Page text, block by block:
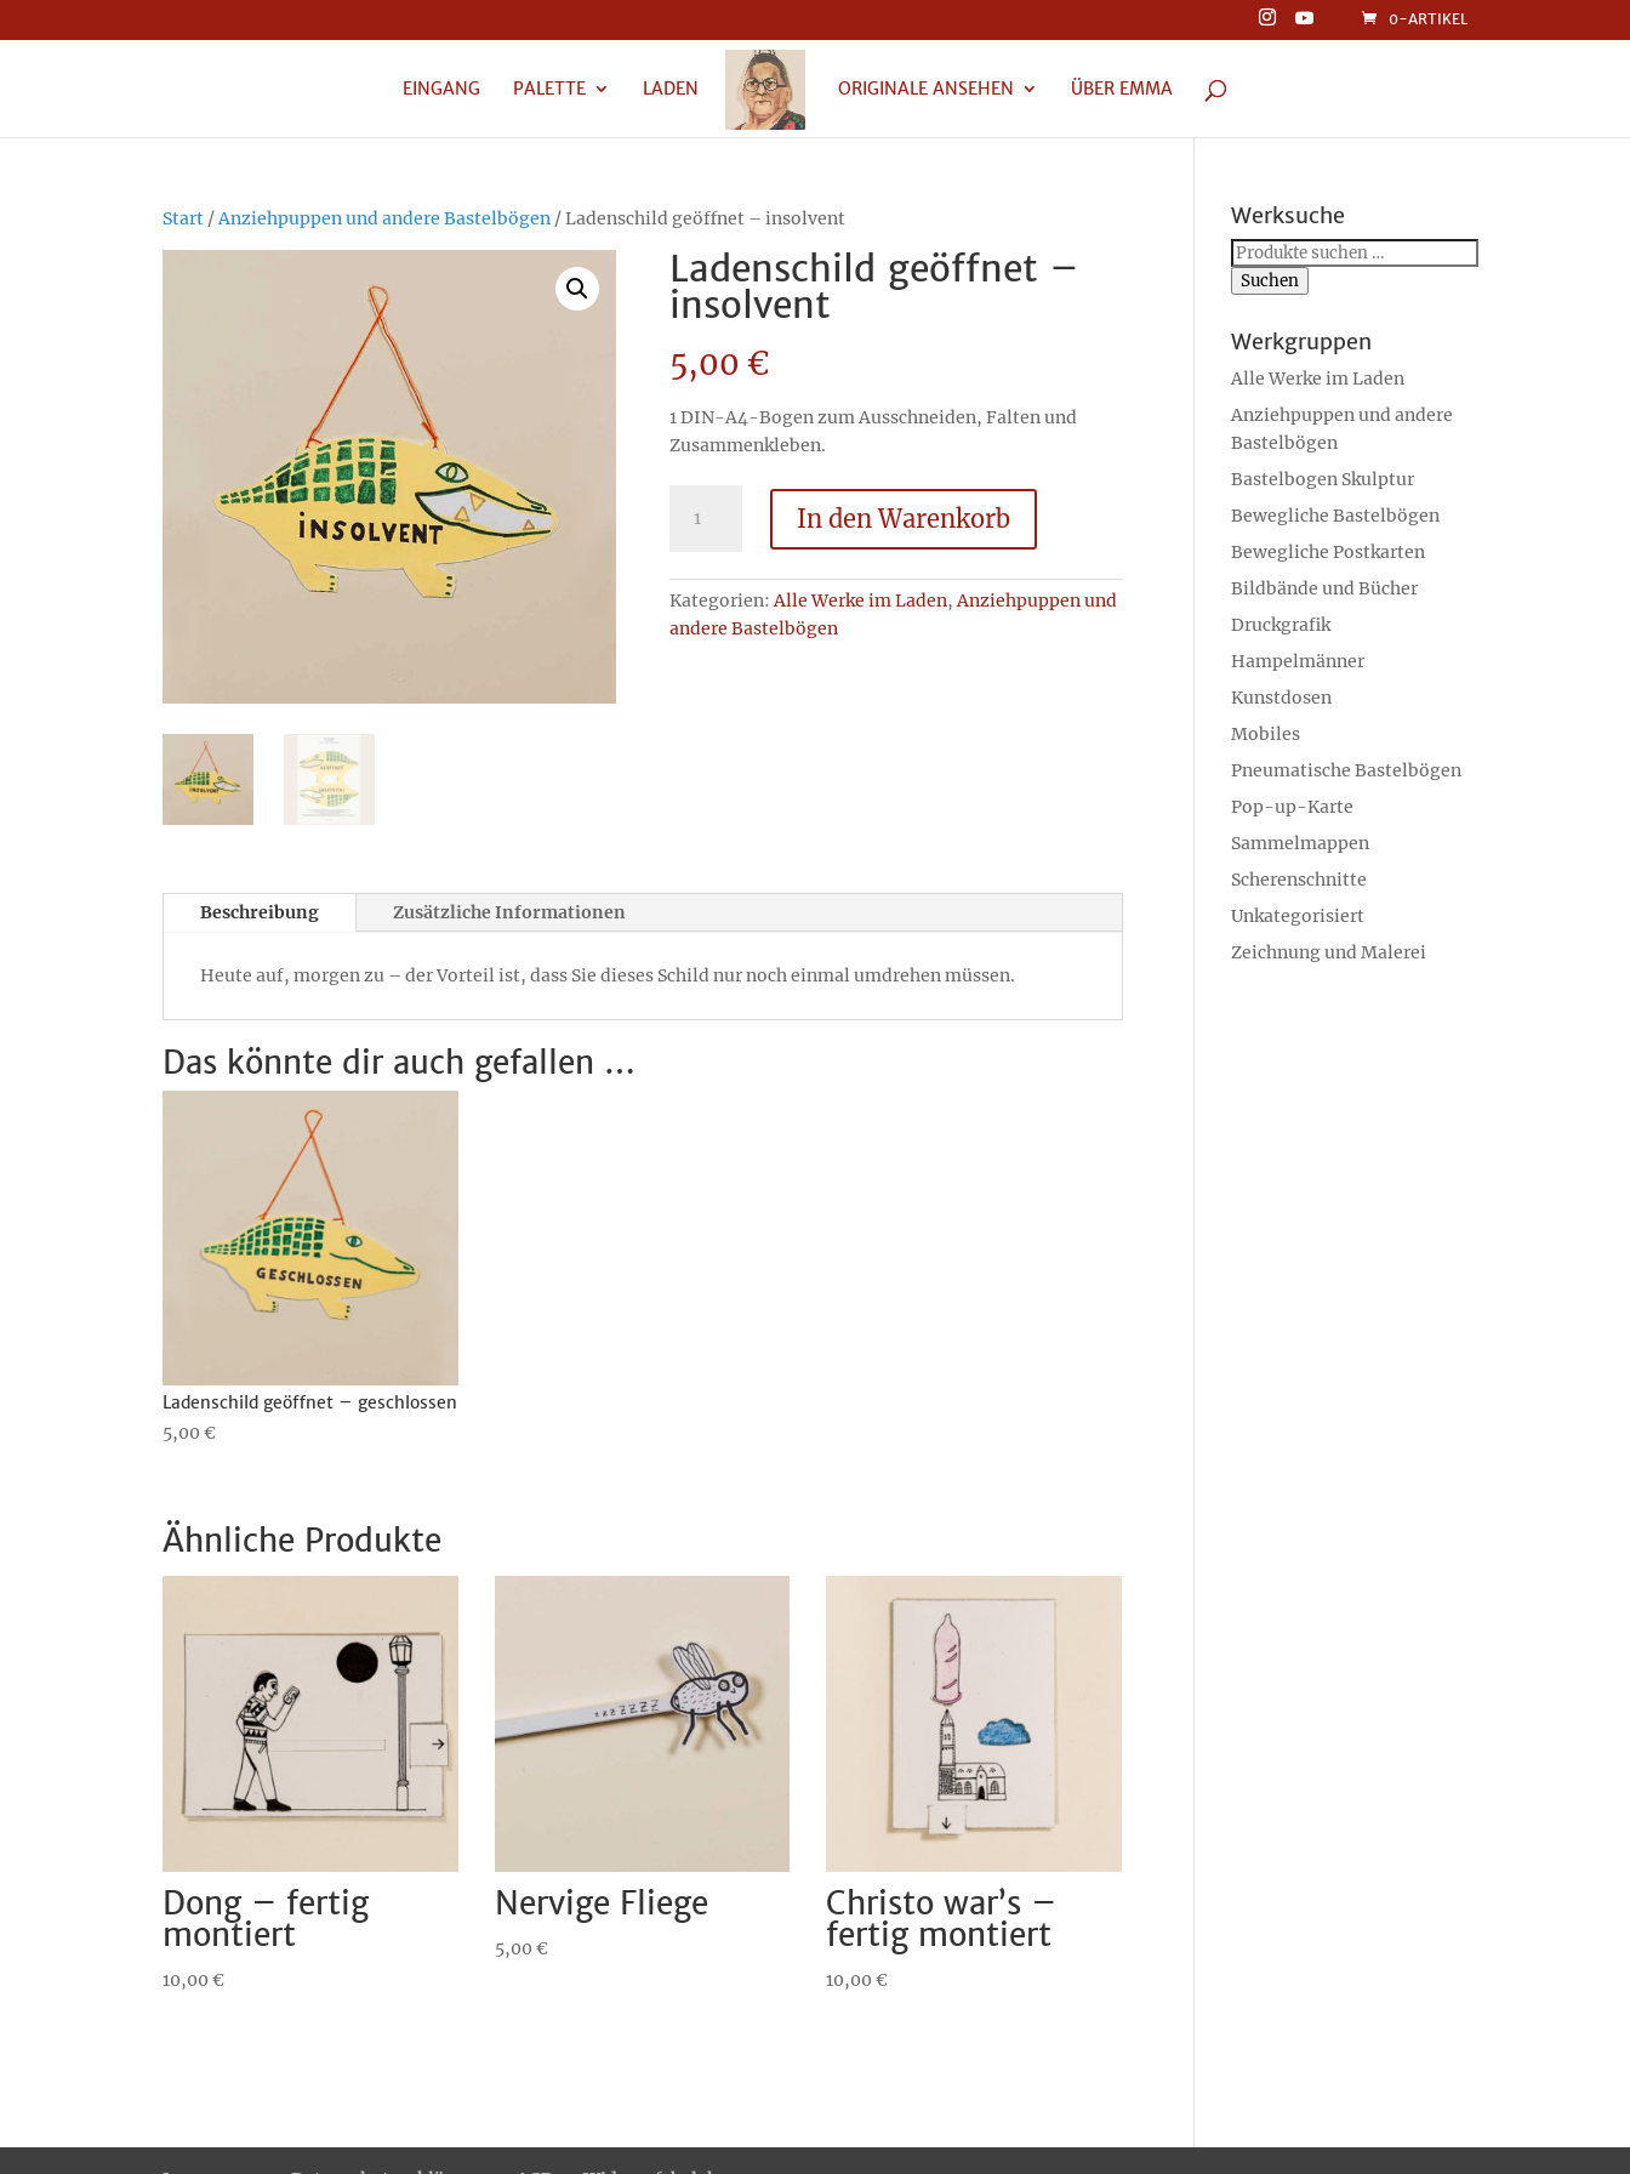
0-ARTIKEL
EINGANG PALETTE LADEN ORIGINALE ANSEHEN ÜBER EMMA
Start /Anziehpuppen und andere Bastelbögen / Ladenschild geöffnet – insolvent
Ladenschild geöffnet –
insolvent
5,00 €
1 DIN-A4-Bogen zum Ausschneiden, Falten und
Zusammenkleben.
Ladenschild
geöffnet
insolvent
Menge
In den Warenkorb
Kategorien:Alle Werke im Laden,Anziehpuppen und
andere Bastelbögen
Beschreibung Zusätzliche Informationen
Heute auf, morgen zu – der Vorteil ist, dass Sie dieses Schild nur noch einmal umdrehen müssen.
Das könnte dir auch gefallen …
Ladenschild geöffnet – geschlossen
5,00€
Ähnliche Produkte
Dong – fertig
montiert
10,00€
Nervige Fliege
5,00 €
Christo war’s –
fertig montiert
10,00€
Werksuche
Suchen
nach:
Suchen
Werkgruppen
Alle Werke im Laden
Anziehpuppen und andere
Bastelbögen
Bastelbogen Skulptur
Bewegliche Bastelbögen
Bewegliche Postkarten
Bildbände und Bücher
Druckgrafik
Hampelmänner
Kunstdosen
Mobiles
Pneumatische Bastelbögen
Pop-up-Karte
Sammelmappen
Scherenschnitte
Unkategorisiert
Zeichnung und Malerei